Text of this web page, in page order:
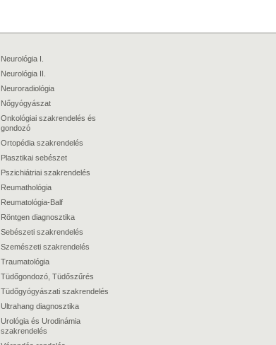
Neurológia I.
Neurológia II.
Neuroradiológia
Nőgyógyászat
Onkológiai szakrendelés és
gondozó
Ortopédia szakrendelés
Plasztikai sebészet
Pszichiátriai szakrendelés
Reumathológia
Reumatológia-Balf
Röntgen diagnosztika
Sebészeti szakrendelés
Szemészeti szakrendelés
Traumatológia
Tüdőgondozó, Tüdőszűrés
Tüdőgyógyászati szakrendelés
Ultrahang diagnosztika
Urológia és Urodinámia
szakrendelés